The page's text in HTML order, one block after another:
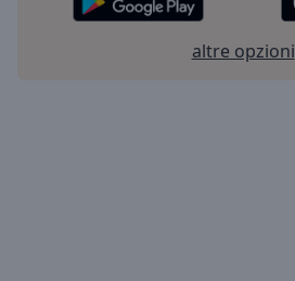
altre opzioni